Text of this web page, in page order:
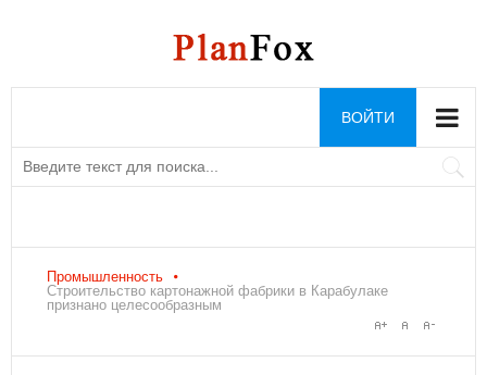
ВОЙТИ
Промышленность
Строительство картонажной фабрики в Карабулаке
признано целесообразным